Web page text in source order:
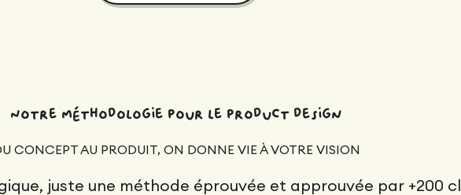
Notre méthodologie pour le product design
CONCEPT AU PRODUIT, ON DONNE VIE À VOTRE VISION
juste une méthode éprouvée et approuvée par +200